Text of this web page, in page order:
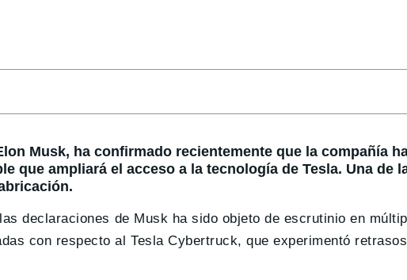
Musk, ha confirmado recientemente que la compañía
que ampliará el acceso a la tecnología de Tesla. Una de
declaraciones de Musk ha sido objeto de escrutinio en
con respecto al Tesla Cybertruck, que experimentó